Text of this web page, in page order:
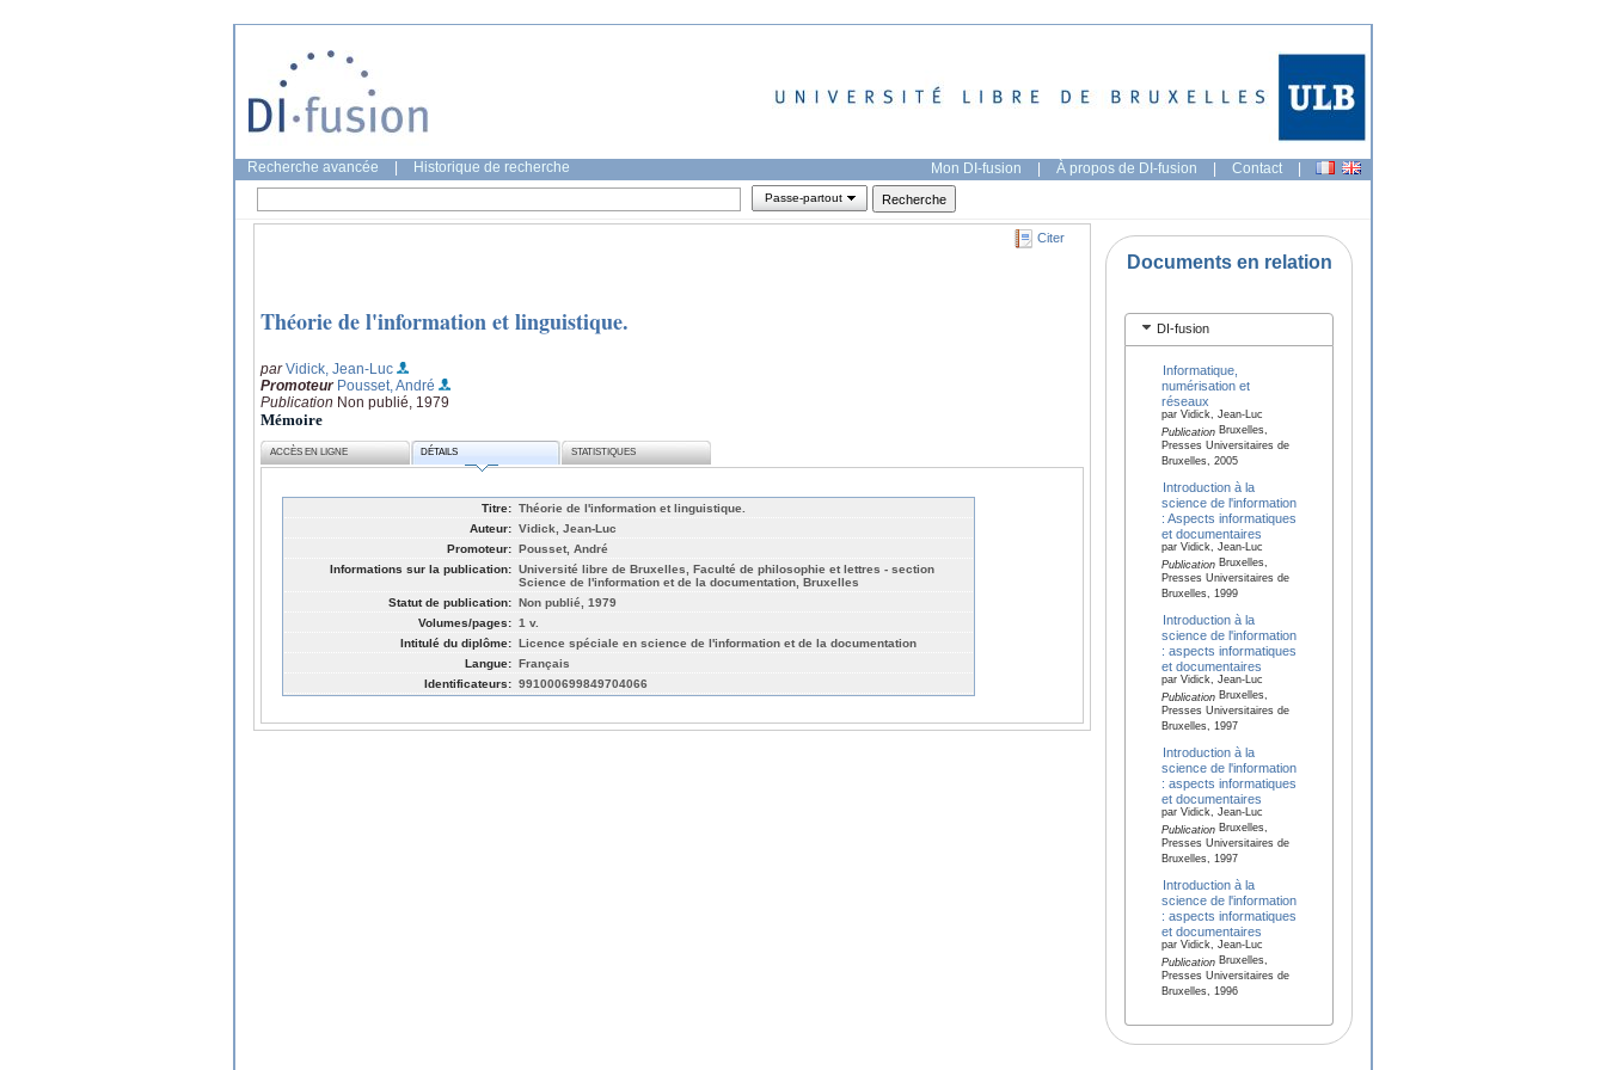
Recherche avancée Historique de recherche Mon DI-fusion | À propos de DI-fusion | Contact |
Passe-partout
Citer
Théorie de l'information et linguistique.
parVidick, Jean-Luc
Promoteur Pousset, André
Publication Non publié, 1979
Mémoire
ACCÈS EN LIGNE DÉTAILS STATISTIQUES
Titre: Théorie de l'information et linguistique.
Auteur: Vidick, Jean-Luc
Promoteur: Pousset, André
Informations sur la publication: Université libre de Bruxelles, Faculté de philosophie et lettres - section
Science de l'information et de la documentation, Bruxelles
Statut de publication: Non publié, 1979
Volumes/pages: 1 v.
Intitulé du diplôme: Licence spéciale en science de l'information et de la documentation
Langue: Français
Identificateurs: 991000699849704066
Documents en relation
DI-fusion
Informatique,
numérisation et
réseaux
par Vidick, Jean-Luc
PublicationBruxelles,
Presses Universitaires de
Bruxelles, 2005
Introduction à la
science de l'information
: Aspects informatiques
et documentaires
par Vidick, Jean-Luc
PublicationBruxelles,
Presses Universitaires de
Bruxelles, 1999
Introduction à la
science de l'information
: aspects informatiques
et documentaires
par Vidick, Jean-Luc
PublicationBruxelles,
Presses Universitaires de
Bruxelles, 1997
Introduction à la
science de l'information
: aspects informatiques
et documentaires
par Vidick, Jean-Luc
PublicationBruxelles,
Presses Universitaires de
Bruxelles, 1997
Introduction à la
science de l'information
: aspects informatiques
et documentaires
par Vidick, Jean-Luc
PublicationBruxelles,
Presses Universitaires de
Bruxelles, 1996